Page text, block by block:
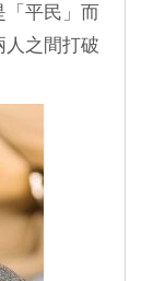
「平民」而
人之間打破